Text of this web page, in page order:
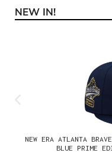
Produktgalerie
NEW IN!
NEW ERA ATLANTA
BLUE PRIME